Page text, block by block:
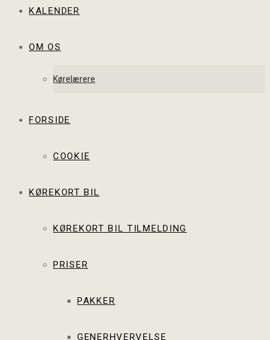
KALENDER
OM OS
Kørelærere
FORSIDE
COOKIE
KØREKORT BIL
KØREKORT BIL TILMELDING
PRISER
PAKKER
GENERHVERVELSE